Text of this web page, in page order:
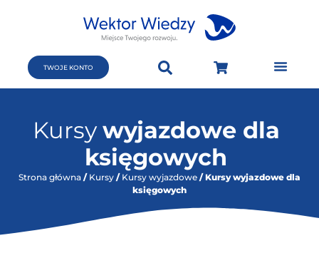
TWOJE KONTO
Kursywyjazdowe dla
księgowych
Strona główna / Kursy / Kursy wyjazdowe / Kursy wyjazdowe dla
księgowych